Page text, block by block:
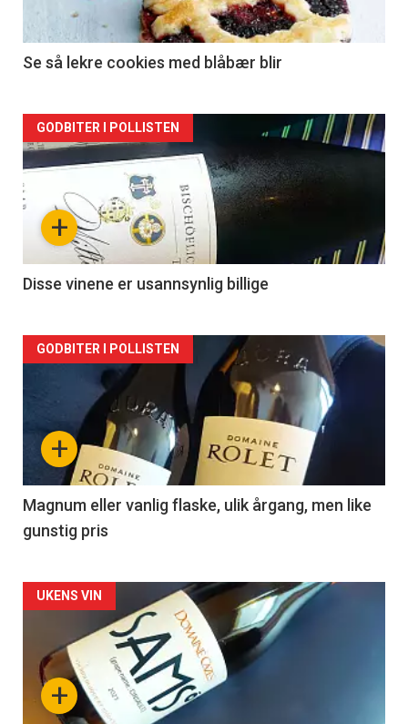
Se så lekre cookies med blåbær blir
Forsiden
akkurat
nå
2
+
GODBITER I POLLISTEN
Disse vinene er usannsynlig billige
Forsiden
akkurat
nå
3
+
GODBITER I POLLISTEN
Magnum eller vanlig flaske, ulik årgang, men like
gunstig pris
Forsiden
akkurat
nå+
UKENS VIN